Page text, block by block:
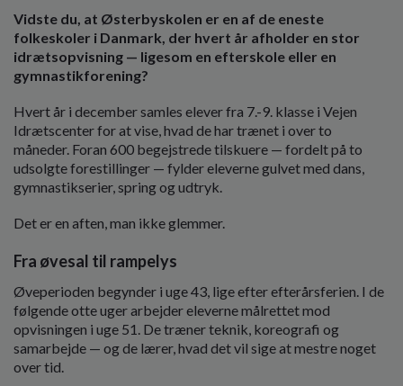
Vidste du, at Østerbyskolen er en af de eneste
folkeskoler i Danmark, der hvert år afholder en stor
idrætsopvisning — ligesom en efterskole eller en
gymnastikforening?
Hvert år i december samles elever fra 7.-9. klasse i Vejen
Idrætscenter for at vise, hvad de har trænet i over to
måneder. Foran 600 begejstrede tilskuere — fordelt på to
udsolgte forestillinger — fylder eleverne gulvet med dans,
gymnastikserier, spring og udtryk.
Det er en aften, man ikke glemmer.
Fra øvesal til rampelys
Øveperioden begynder i uge 43, lige efter efterårsferien. I de
følgende otte uger arbejder eleverne målrettet mod
opvisningen i uge 51. De træner teknik, koreografi og
samarbejde — og de lærer, hvad det vil sige at mestre noget
over tid.